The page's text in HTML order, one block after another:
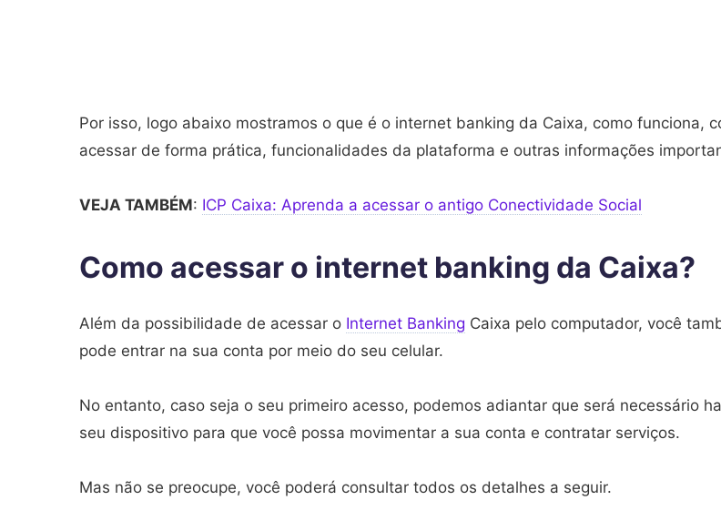
Por isso, logo abaixo mostramos o que é o internet banking da Caixa, como funciona,
acessar de forma prática, funcionalidades da plataforma e outras informações
VEJA TAMBÉM: ICP Caixa: Aprenda a acessar o antigo Conectividade Social
Como acessar o internet banking da Caixa?
Além da possibilidade de acessar o Internet Banking Caixa pelo computador, você
pode entrar na sua conta por meio do seu celular.
No entanto, caso seja o seu primeiro acesso, podemos adiantar que será necessário
seu dispositivo para que você possa movimentar a sua conta e contratar serviços.
Mas não se preocupe, você poderá consultar todos os detalhes a seguir.